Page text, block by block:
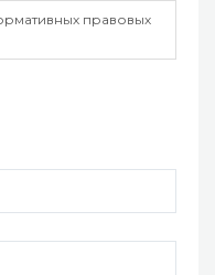
правовых